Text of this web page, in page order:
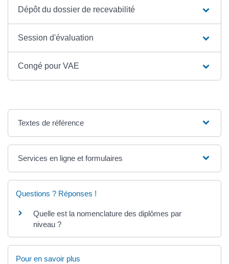
Dépôt du dossier de recevabilité
Session d'évaluation
Congé pour VAE
Textes de référence
Services en ligne et formulaires
Questions ? Réponses !
Quelle est la nomenclature des diplômes par
niveau ?
Pour en savoir plus